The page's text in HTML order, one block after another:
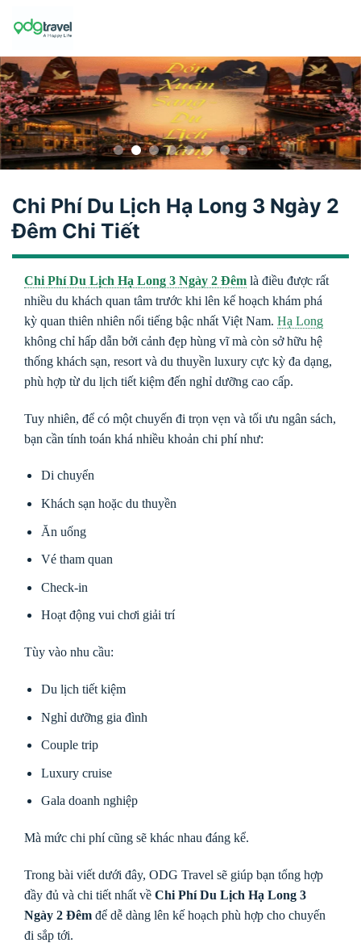
Chi Phí Du Lịch Hạ Long 3 Ngày 2
Đêm Chi Tiết
Chi Phí Du Lịch Hạ Long 3 Ngày 2 Đêm là điều được rất
nhiều du khách quan tâm trước khi lên kế hoạch khám phá
kỳ quan thiên nhiên nổi tiếng bậc nhất Việt Nam. Hạ Long
không chỉ hấp dẫn bởi cảnh đẹp hùng vĩ mà còn sở hữu hệ
thống khách sạn, resort và du thuyền luxury cực kỳ đa dạng,
phù hợp từ du lịch tiết kiệm đến nghỉ dưỡng cao cấp.
Tuy nhiên, để có một chuyến đi trọn vẹn và tối ưu ngân sách,
bạn cần tính toán khá nhiều khoản chi phí như:
Di chuyển
Khách sạn hoặc du thuyền
Ăn uống
Vé tham quan
Check-in
Hoạt động vui chơi giải trí
Tùy vào nhu cầu:
Du lịch tiết kiệm
Nghỉ dưỡng gia đình
Couple trip
Luxury cruise
Gala doanh nghiệp
Mà mức chi phí cũng sẽ khác nhau đáng kể.
Trong bài viết dưới đây, ODG Travel sẽ giúp bạn tổng hợp
đầy đủ và chi tiết nhất về Chi Phí Du Lịch Hạ Long 3
Ngày 2 Đêm để dễ dàng lên kế hoạch phù hợp cho chuyến
đi sắp tới.